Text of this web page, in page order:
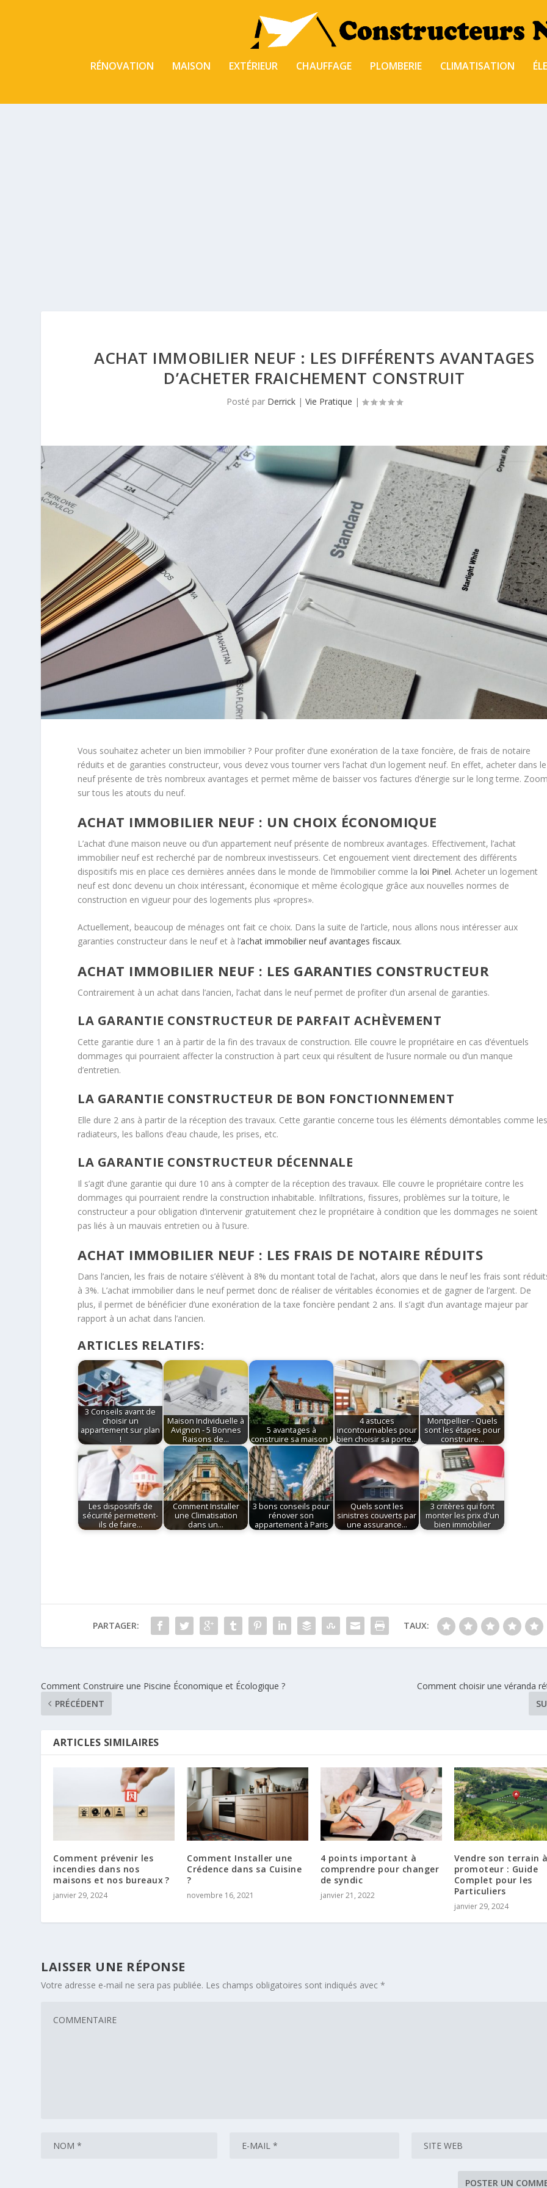
RÉNOVATION MAISON EXTÉRIEUR CHAUFFAGE PLOMBERIE CLIMATISATION
ACHAT IMMOBILIER NEUF : LES DIFFÉRENTS AVANTAGES
D’ACHETER FRAICHEMENT CONSTRUIT
Posté par Derrick| Vie Pratique |
Vous souhaitez acheter un bien immobilier ? Pour profiter d’une exonération de la taxe foncière, de frais de notaire
réduits et de garanties constructeur, vous devez vous tourner vers l’achat d’un logement neuf. En effet, acheter dans le
neuf présente de très nombreux avantages et permet même de baisser vos factures d’énergie sur le long terme. Zoom
sur tous les atouts du neuf.
ACHAT IMMOBILIER NEUF : UN CHOIX ÉCONOMIQUE
L’achat d’une maison neuve ou d’un appartement neuf présente de nombreux avantages. Effectivement, l’achat
immobilier neuf est recherché par de nombreux investisseurs. Cet engouement vient directement des différents
dispositifs mis en place ces dernières années dans le monde de l’immobilier comme laloi Pinel. Acheter un logement
neuf est donc devenu un choix intéressant, économique et même écologique grâce aux nouvelles normes de
construction en vigueur pour des logements plus «propres».
Actuellement, beaucoup de ménages ont fait ce choix. Dans la suite de l’article, nous allons nous intéresser aux
garanties constructeur dans le neuf et à l’achat immobilier neuf avantages fiscaux.
ACHAT IMMOBILIER NEUF : LES GARANTIES CONSTRUCTEUR
Contrairement à un achat dans l’ancien, l’achat dans le neuf permet de profiter d’un arsenal de garanties.
LA GARANTIE CONSTRUCTEUR DE PARFAIT ACHÈVEMENT
Cette garantie dure 1 an à partir de la fin des travaux de construction. Elle couvre le propriétaire en cas d’éventuels
dommages qui pourraient affecter la construction à part ceux qui résultent de l’usure normale ou d’un manque
d’entretien.
LA GARANTIE CONSTRUCTEUR DE BON FONCTIONNEMENT
Elle dure 2 ans à partir de la réception des travaux. Cette garantie concerne tous les éléments démontables comme les
radiateurs, les ballons d’eau chaude, les prises, etc.
LA GARANTIE CONSTRUCTEUR DÉCENNALE
Il s’agit d’une garantie qui dure 10 ans à compter de la réception des travaux. Elle couvre le propriétaire contre les
dommages qui pourraient rendre la construction inhabitable. Infiltrations, fissures, problèmes sur la toiture, le
constructeur a pour obligation d’intervenir gratuitement chez le propriétaire à condition que les dommages ne soient
pas liés à un mauvais entretien ou à l’usure.
ACHAT IMMOBILIER NEUF : LES FRAIS DE NOTAIRE RÉDUITS
Dans l’ancien, les frais de notaire s’élèvent à 8% du montant total de l’achat, alors que dans le neuf les frais sont
à 3%. L’achat immobilier dans le neuf permet donc de réaliser de véritables économies et de gagner de l’argent. De
plus, il permet de bénéficier d’une exonération de la taxe foncière pendant 2 ans. Il s’agit d’un avantage majeur par
rapport à un achat dans l’ancien.
ARTICLES RELATIFS:
3 Conseils avant de
choisir un
appartement sur plan
!
Maison Individuelle à
Avignon - 5 Bonnes
Raisons de…
5 avantages à
construire sa maison !
4 astuces
incontournables pour
bien choisir sa porte…
Montpellier - Quels
sont les étapes pour
construire…
Les dispositifs de
sécurité permettent-
ils de faire…
Comment Installer
une Climatisation
dans un…
3 bons conseils pour
rénover son
appartement à Paris
Quels sont les
sinistres couverts par
une assurance…
3 critères qui font
monter les prix d'un
bien immobilier
PARTAGER: TAUX:
Comment Construire une Piscine Économique et Écologique ?
PRÉCÉDENT
Comment choisir une véranda
ARTICLES SIMILAIRES
Comment prévenir les
incendies dans nos
maisons et nos bureaux ?
janvier 29, 2024
Comment Installer une
Crédence dans sa Cuisine
?
novembre 16, 2021
4 points important à
comprendre pour changer
de syndic
janvier 21, 2022
Vendre son terrain
promoteur : Guide
Complet pour les
Particuliers
janvier 29, 2024
LAISSER UNE RÉPONSE
Votre adresse e-mail ne sera pas publiée. Les champs obligatoires sont indiqués avec*